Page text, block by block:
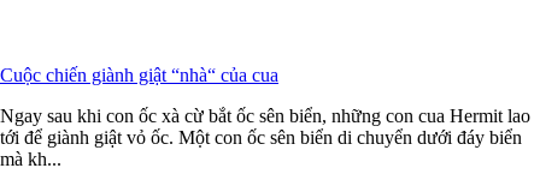
Cuộc chiến giành giật “nhà“ của cua
Ngay sau khi con ốc xà cừ bắt ốc sên biển, những con cua Hermit lao
tới để giành giật vỏ ốc. Một con ốc sên biển di chuyển dưới đáy biển
mà kh...